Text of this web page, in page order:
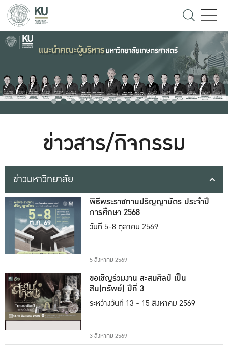
ข่าวสาร/กิจกรรม
ข่าวมหาวิทยาลัย
พิธีพระราชทานปริญญาบัตร ประจำปี
การศึกษา 2568
วันที่ 5-8 ตุลาคม 2569
5 สิงหาคม 2569
ขอเชิญร่วมงาน สะสมศิลป์ เป็น
สิน(ทรัพย์) ปีที่ 3
ระหว่างวันที่ 13 - 15 สิงหาคม 2569
3 สิงหาคม 2569